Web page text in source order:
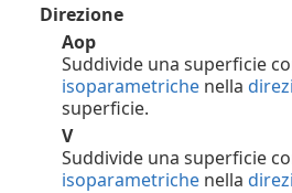
Direzione
Aop
Suddivide una superficie
isoparametriche nella
superficie.
V
Suddivide una superficie
isoparametriche nella